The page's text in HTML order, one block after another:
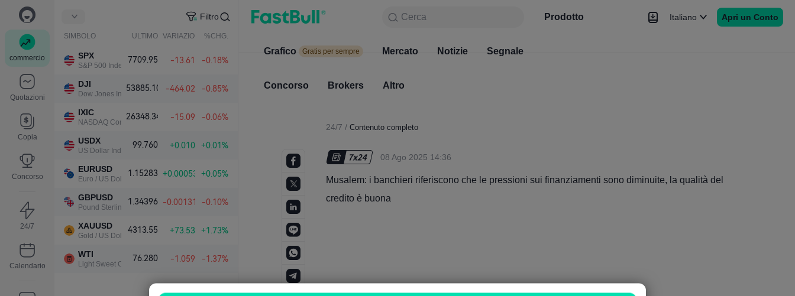
commercio
Quotazioni
Copia
Concorso
24/7
Calendario
Filtro
SIMBOLO ULTIMO VARIAZIONE NETTA.
%CHG.
SPX
S&P 500 Index
7709.95 -13.61 -0.18%
DJI
Dow Jones Industrial Average
53885.10 -464.02 -0.85%
IXIC
NASDAQ Composite Index
26348.34 -15.09 -0.06%
USDX
US Dollar Index
99.760 +0.010 +0.01%
EURUSD
Euro / US Dollar
1.15283 +0.00053 +0.05%
GBPUSD
Pound Sterling / US Dollar
1.34396 -0.00131 -0.10%
XAUUSD
Gold / US Dollar
4313.55 +73.53 +1.73%
WTI
Light Sweet Crude Oil
76.280 -1.059 -1.37%
Cerca Prodotto
Grafico Gratis per sempre Mercato
Italiano Apri un Conto
Cerca
Prodotto
Grafico Gratis per sempre Mercato Notizie Segnale
Concorso Brokers Altro
24/7 / Contenuto completo
08 Ago 2025 14:36
Musalem: i banchieri riferiscono che le pressioni sui finanziamenti sono diminuite, la qualità del
credito è buona